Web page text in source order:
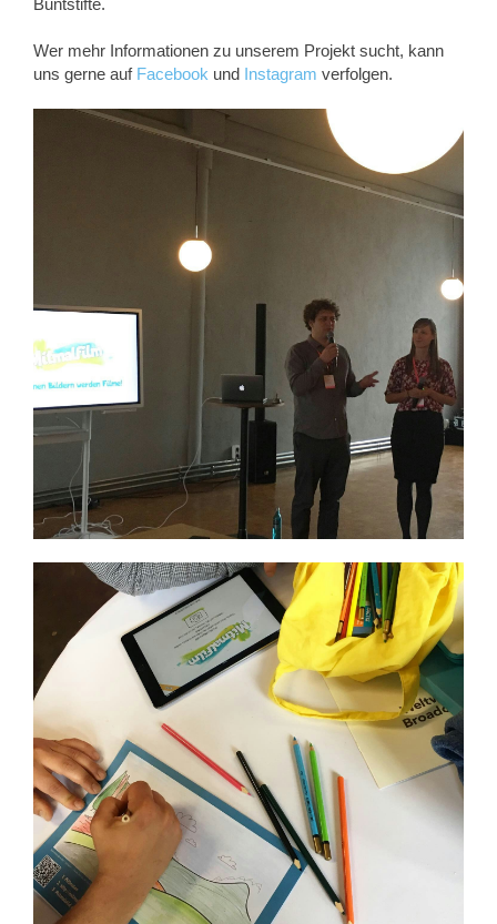
Wer mehr Informationen zu unserem Projekt sucht, kann
uns gerne auf Facebook und Instagram verfolgen.